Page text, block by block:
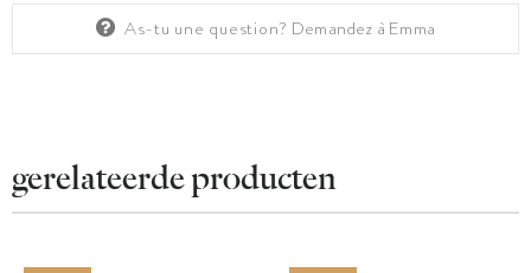
As-tu une question? Demandez à Emma
gerelateerde producten